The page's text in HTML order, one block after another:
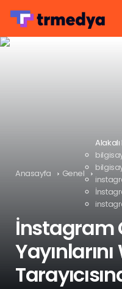
Anasayfa Genel
İnstagram